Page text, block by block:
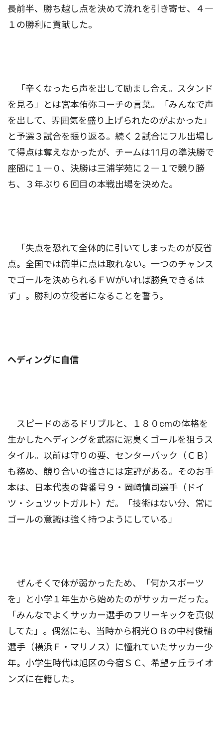
長前半、勝ち越し点を決めて流れを引き寄せ、４―
１の勝利に貢献した。
「辛くなったら声を出して励まし合え。スタンド
を見ろ」とは宮本侑弥コーチの言葉。「みんなで声
を出して、雰囲気を盛り上げられたのがよかった」
と予選３試合を振り返る。続く２試合にフル出場し
て得点は奪えなかったが、チームは11月の準決勝で
座間に１―０、決勝は三浦学苑に２―１で競り勝
ち、３年ぶり６回目の本戦出場を決めた。
「失点を恐れて全体的に引いてしまったのが反省
点。全国では簡単に点は取れない。一つのチャンス
でゴールを決められるＦＷがいれば勝負できるは
ず」。勝利の立役者になることを誓う。
ヘディングに自信
スピードのあるドリブルと、１８０cmの体格を
生かしたヘディングを武器に泥臭くゴールを狙うス
タイル。以前は守りの要、センターバック（ＣＢ）
も務め、競り合いの強さには定評がある。そのお手
本は、日本代表の背番号９・岡崎慎司選手（ドイ
ツ・シュツットガルト）だ。「技術はない分、常に
ゴールの意識は強く持つようにしている」
ぜんそくで体が弱かったため、「何かスポーツ
を」と小学１年生から始めたのがサッカーだった。
「みんなでよくサッカー選手のフリーキックを真似
してた」。偶然にも、当時から桐光ＯＢの中村俊輔
選手（横浜Ｆ・マリノス）に憧れていたサッカー少
年。小学生時代は旭区の今宿ＳＣ、希望ヶ丘ライオ
ンズに在籍した。